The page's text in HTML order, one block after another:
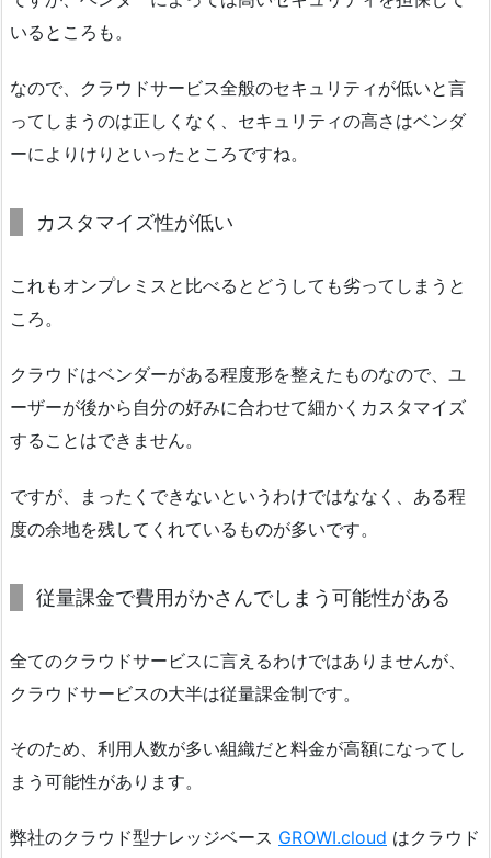
いるところも。
なので、クラウドサービス全般のセキュリティが低いと言
ってしまうのは正しくなく、セキュリティの高さはベンダ
ーによりけりといったところですね。
カスタマイズ性が低い
これもオンプレミスと比べるとどうしても劣ってしまうと
ころ。
クラウドはベンダーがある程度形を整えたものなので、ユ
ーザーが後から自分の好みに合わせて細かくカスタマイズ
することはできません。
ですが、まったくできないというわけではななく、ある程
度の余地を残してくれているものが多いです。
従量課金で費用がかさんでしまう可能性がある
全てのクラウドサービスに言えるわけではありませんが、
クラウドサービスの大半は従量課金制です。
そのため、利用人数が多い組織だと料金が高額になってし
まう可能性があります。
弊社のクラウド型ナレッジベース GROWI.cloud はクラウド